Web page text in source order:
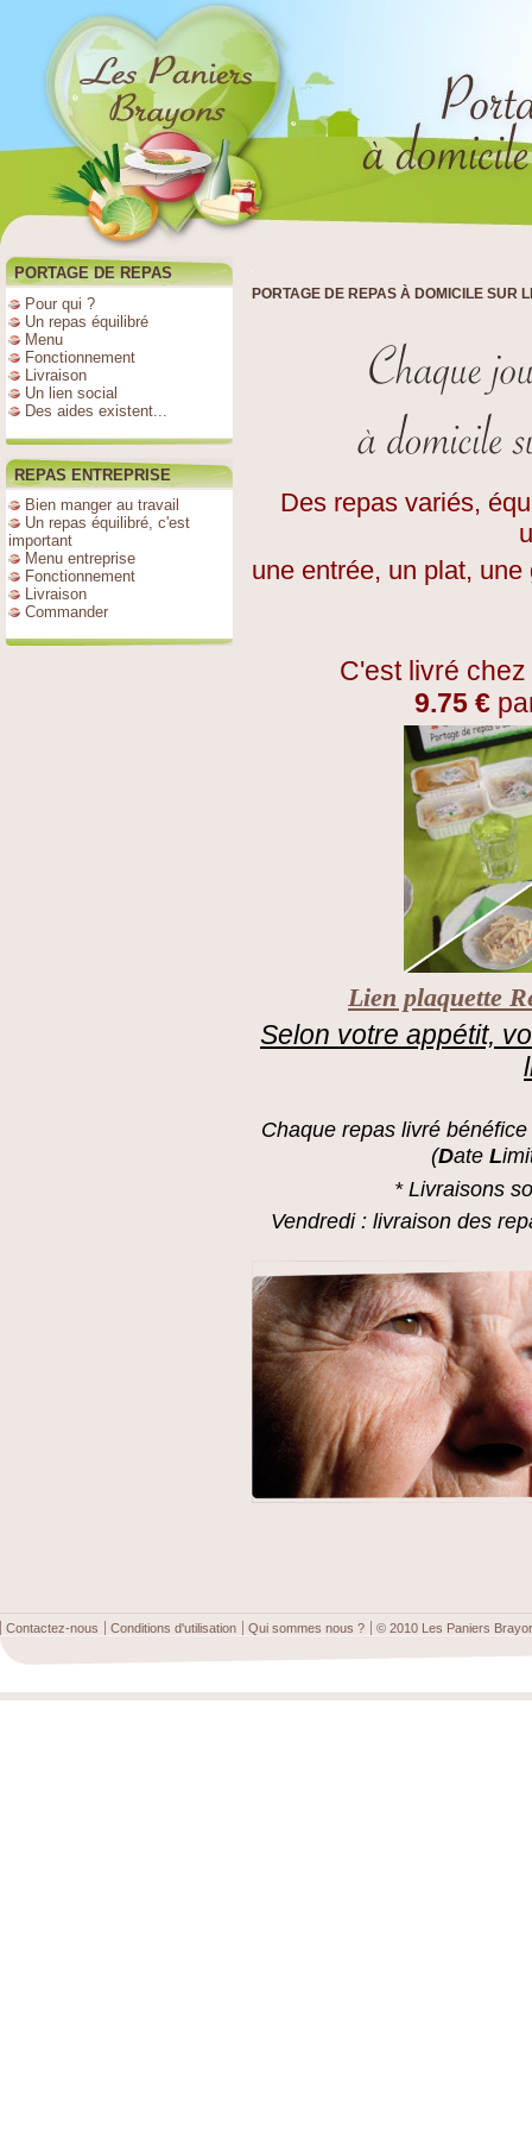
PORTAGE DE REPAS
Pour qui ?
Un repas équilibré
Menu
Fonctionnement
Livraison
Un lien social
Des aides existent...
REPAS ENTREPRISE
Bien manger au travail
Un repas équilibré, c'est
important
Menu entreprise
Fonctionnement
Livraison
Commander
PORTAGE DE REPAS À DOMICILE SUR
Des repas variés,
une entrée, un plat,
C'est livré
9.75 €
Lien plaquette
Selon votre appétit,
Chaque repas livré
(Date L
* Livraisons
Vendredi : livraison des
Contactez-nous Conditions d'utilisation Qui sommes nous ? © 2010 Les Paniers